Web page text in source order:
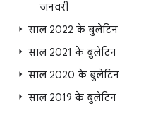
जनवरी
साल 2022 के बुलेटिन
साल 2021 के बुलेटिन
साल 2020 के बुलेटिन
साल 2019 के बुलेटिन